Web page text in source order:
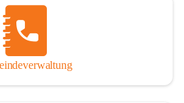
Wörterberg zur Gemeinde
von mehreren Ortsansässigen
eine eigenständige